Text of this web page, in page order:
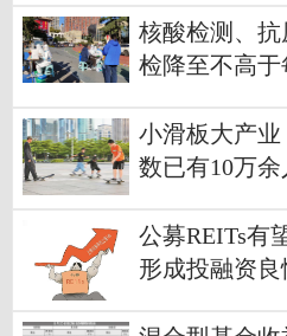
核酸检测、
检降至不高于
小滑板大产业
数已有10万余
公募REITs有
形成投融资良